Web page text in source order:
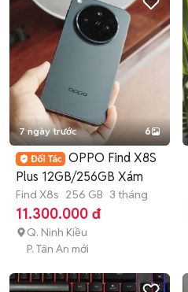
7 ngày trước 6
OPPO Find X8S
Plus 12GB/256GB Xám
Find X8s 256 GB 3 tháng
11.300.000 đ
Q. Ninh Kiều
P. Tân An mới